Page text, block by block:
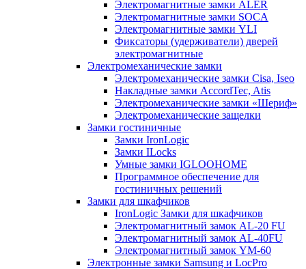
Электромагнитные замки ALER
Электромагнитные замки SOCA
Электромагнитные замки YLI
Фиксаторы (удерживатели) дверей
электромагнитные
Электромеханические замки
Электромеханические замки Cisa, Iseo
Накладные замки AccordTec, Atis
Электромеханические замки «Шериф»
Электромеханические защелки
Замки гостиничные
Замки IronLogic
Замки ILocks
Умные замки IGLOOHOME
Программное обеспечение для
гостиничных решений
Замки для шкафчиков
IronLogic Замки для шкафчиков
Электромагнитный замок AL-20 FU
Электромагнитный замок AL-40FU
Электромагнитный замок YM-60
Электронные замки Samsung и LocPro